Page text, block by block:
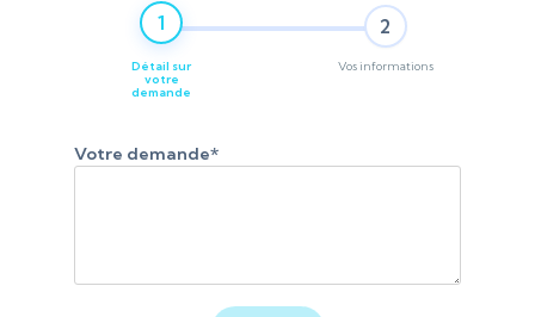
1
Détail sur
votre
demande
2
Vos informations
Votre demande*